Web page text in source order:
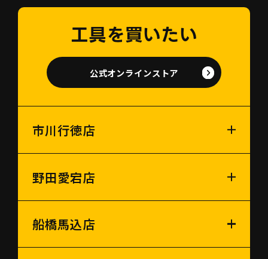
工具を買いたい
公式オンラインストア
市川行徳店
野田愛宕店
船橋馬込店